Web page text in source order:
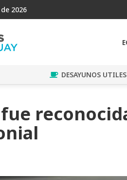
2026
DESAYUNOS UTILES